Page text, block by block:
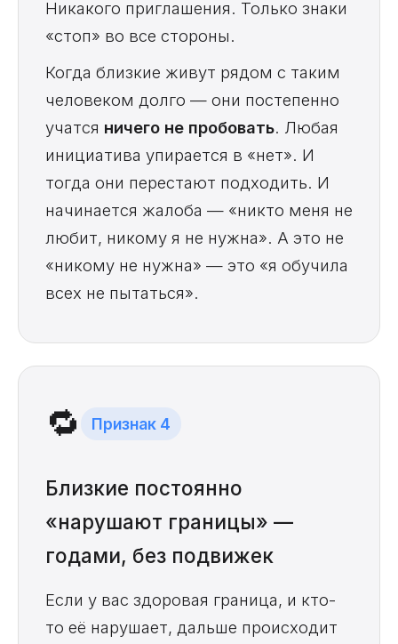
Никакого приглашения. Только знаки
«стоп» во все стороны.
Когда близкие живут рядом с таким
человеком долго — они постепенно
учатся ничего не пробовать. Любая
инициатива упирается в «нет». И
тогда они перестают подходить. И
начинается жалоба — «никто меня не
любит, никому я не нужна». А это не
«никому не нужна» — это «я обучила
всех не пытаться».
🔁 Признак 4
Близкие постоянно
«нарушают границы» —
годами, без подвижек
Если у вас здоровая граница, и кто-
то её нарушает, дальше происходит